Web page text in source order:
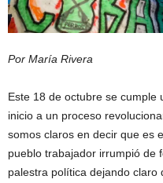
Por María Rivera
Este 18 de octubre se cumple
inicio a un proceso
somos claros en decir que es
pueblo trabajador irrumpió de
palestra política dejando claro